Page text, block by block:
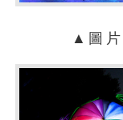
▲圖片